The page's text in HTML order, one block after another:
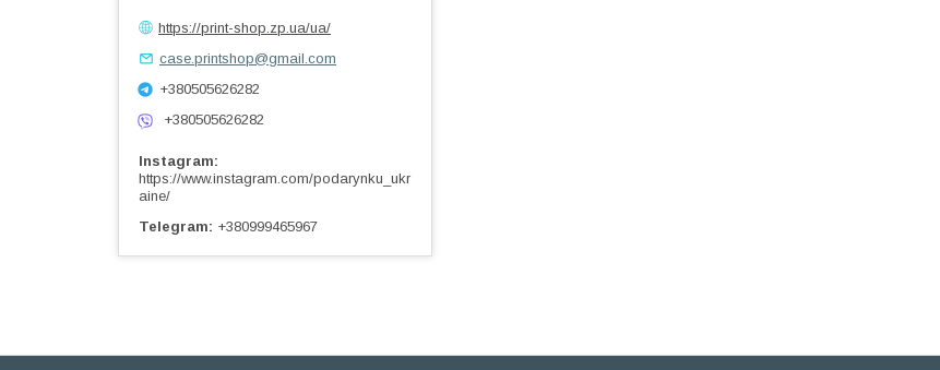
https://print-shop.zp.ua/ua/
case.printshop@gmail.com
+380505626282
+380505626282
Instagram
https://www.instagram.com/podarynku_ukr
aine/
Telegram
+380999465967